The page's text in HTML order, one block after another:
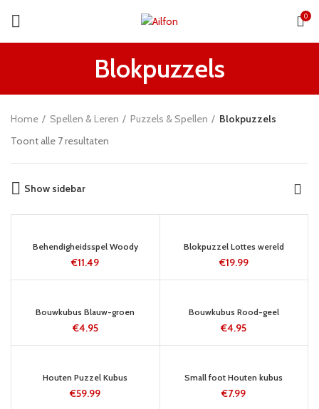
0
Blokpuzzels
Home Spellen & Leren Puzzels & Spellen
Blokpuzzels
Toont alle 7 resultaten
Show sidebar
Behendigheidsspel Woody
€11.49
Blokpuzzel Lottes wereld
€19.99
Bouwkubus Blauw-groen
€4.95
Bouwkubus Rood-geel
€4.95
Houten Puzzel Kubus
€59.99
Small foot Houten kubus
€7.99